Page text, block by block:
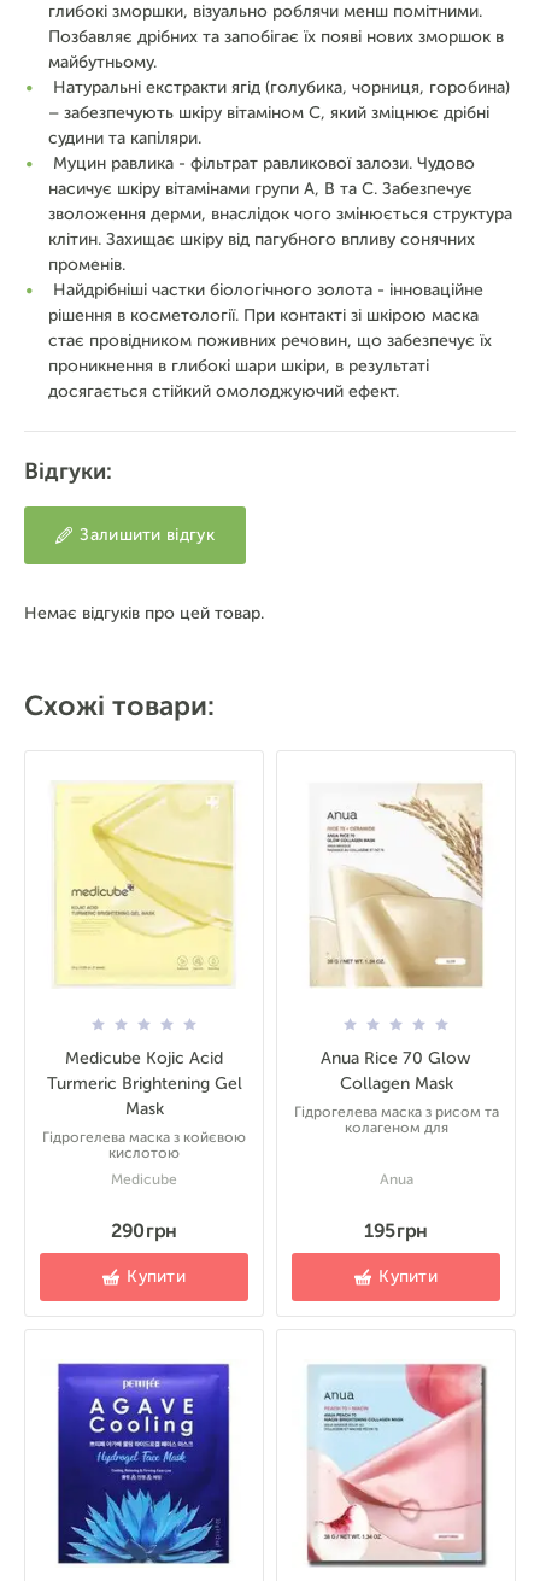
Схожі товари:
Medicube Kojic Acid
Turmeric Brightening Gel
Mask
Гідрогелева маска з койєвою
кислотою
Medicube
290 грн
Купити
Anua Rice 70 Glow
Collagen Mask
Гідрогелева маска з рисом та
колагеном для
Anua
195 грн
Купити
глибокі зморшки, візуально роблячи менш помітними.
Позбавляє дрібних та запобігає їх появі нових зморшок в
майбутньому.
Натуральні екстракти ягід (голубика, чорниця, горобина)
– забезпечують шкіру вітаміном С, який зміцнює дрібні
судини та капіляри.
Муцин равлика - фільтрат равликової залози. Чудово
насичує шкіру вітамінами групи А, В та С. Забезпечує
зволоження дерми, внаслідок чого змінюється структура
клітин. Захищає шкіру від пагубного впливу сонячних
променів.
Найдрібніші частки біологічного золота - інноваційне
рішення в косметології. При контакті зі шкірою маска
стає провідником поживних речовин, що забезпечує їх
проникнення в глибокі шари шкіри, в результаті
досягається стійкий омолоджуючий ефект.
Відгуки:
Залишити відгук
Немає відгуків про цей товар.